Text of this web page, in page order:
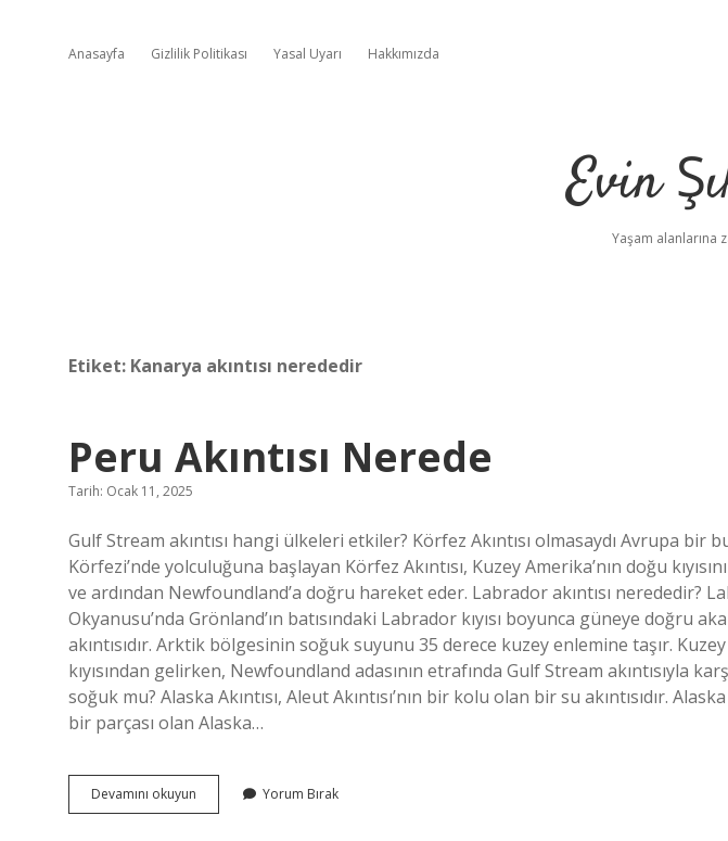
Anasayfa Gizlilik Politikası Yasal Uyarı Hakkımızda
Evin
Yaşam alanlarına
Etiket: Kanarya akıntısı nerededir
Peru Akıntısı Nerede
Tarih: Ocak 11, 2025
Gulf Stream akıntısı hangi ülkeleri etkiler? Körfez Akıntısı olmasaydı Avrupa bir
Körfezi’nde yolculuğuna başlayan Körfez Akıntısı, Kuzey Amerika’nın doğu
ve ardından Newfoundland’a doğru hareket eder. Labrador akıntısı nerededir?
Okyanusu’nda Grönland’ın batısındaki Labrador kıyısı boyunca güneye doğru
akıntısıdır. Arktik bölgesinin soğuk suyunu 35 derece kuzey enlemine taşır. Kuzey
kıyısından gelirken, Newfoundland adasının etrafında Gulf Stream akıntısıyla
soğuk mu? Alaska Akıntısı, Aleut Akıntısı’nın bir kolu olan bir su akıntısıdır.
bir parçası olan Alaska…
Devamını okuyun
Akıntısı
Yorum Bırak